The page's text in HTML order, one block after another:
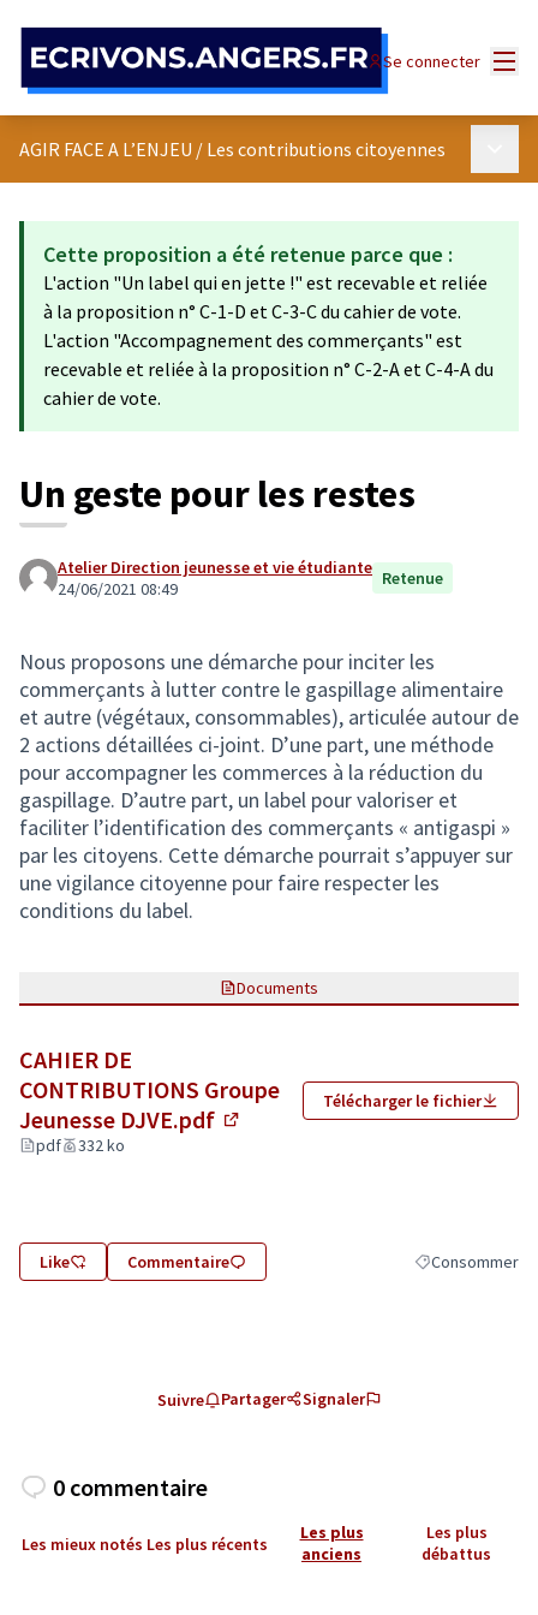
Se connecter
AGIR FACE A L’ENJEU / Les contributions citoyennes
Cette proposition a été retenue parce que :
L'action "Un label qui en jette !" est recevable et reliée
à la proposition n° C-1-D et C-3-C du cahier de vote.
L'action "Accompagnement des commerçants" est
recevable et reliée à la proposition n° C-2-A et C-4-A du
cahier de vote.
Un geste pour les restes
Atelier Direction jeunesse et vie étudiante
24/06/2021 08:49
Retenue
Nous proposons une démarche pour inciter les
commerçants à lutter contre le gaspillage alimentaire
et autre (végétaux, consommables), articulée autour de
2 actions détaillées ci-joint. D’une part, une méthode
pour accompagner les commerces à la réduction du
gaspillage. D’autre part, un label pour valoriser et
faciliter l’identification des commerçants « antigaspi »
par les citoyens. Cette démarche pourrait s’appuyer sur
une vigilance citoyenne pour faire respecter les
conditions du label.
Documents
CAHIER DE
CONTRIBUTIONS Groupe
Jeunesse DJVE.pdf
pdf 332 ko
Télécharger le fichier
Like Commentaire Filtrer les
Consommer
Suivre Partager Signaler
0 commentaire
Les mieux notés Les plus récents
Les plus
anciens
Les plus
débattus